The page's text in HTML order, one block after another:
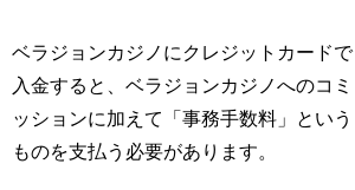
ベラジョンカジノにクレジットカードで
入金すると、ベラジョンカジノへのコミ
ッションに加えて「事務手数料」という
ものを支払う必要があります。